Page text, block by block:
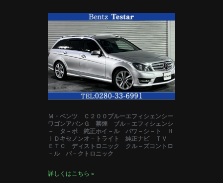
Ｍ・ベンツ Ｃ２００ブルーエフィシェンシー
ワゴンアバンＧ 禁煙 ブル－エフィシェンシ
－ タ－ボ 純正ホイ－ル パワ－シ－ト Ｈ
ＩＤキセノンオ－トライト 純正ナビ ＴＶ
ＥＴＣ ディストロニック クル－ズコントロ
－ル パ－クトロニック
詳しくはこちら »